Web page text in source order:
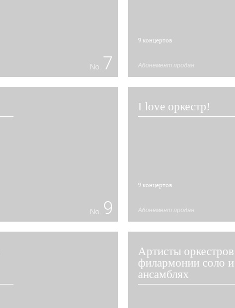
No.7
9 концертов
Абонемент продан
No.9
I love оркестр!
9 концертов
Абонемент продан
Артисты оркестров
филармонии соло
ансамблях